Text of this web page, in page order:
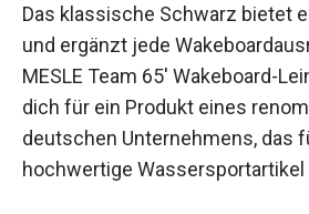
Das klassische Schwarz bietet
und ergänzt jede
MESLE Team 65′ Wakeboard-
dich für ein Produkt eines
deutschen Unternehmens, das
hochwertige Wassersportartikel